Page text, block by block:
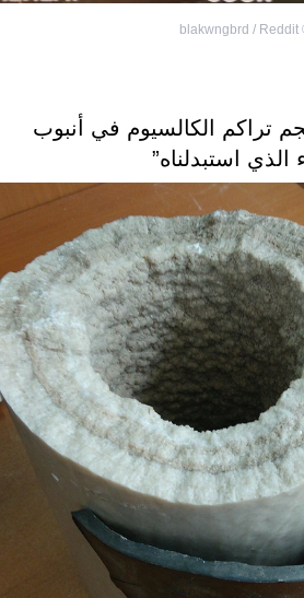
blakwngbrd / Reddit
تراكم الكالسيوم في أنبوب
الذي استبدلناه”